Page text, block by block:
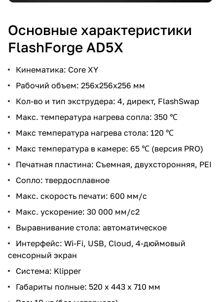
Основные характеристики
FlashForge AD5X
Кинематика: Core XY
Рабочий объем: 256х256х256 мм
Кол-во и тип экструдера: 4, директ, FlashSwap
Макс. температура нагрева сопла: 350 ℃
Макс температура нагрева стола: 120 ℃
Макс температура в камере: 65 ℃ (версия PRO)
Печатная пластина: Съемная, двухсторонняя, PEI
Сопло: твердосплавное
Макс. скорость печати: 600 мм/с
Макс. ускорение: 30 000 мм/с2
Выравнивание стола: автоматическое
Интерфейс: Wi-Fi, USB, Cloud, 4-дюймовый
сенсорный экран
Система: Klipper
Габариты полные: 520 х 443 х 710 мм